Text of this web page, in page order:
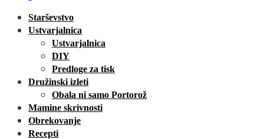
Starševstvo
Ustvarjalnica
Ustvarjalnica
DIY
Predloge za tisk
Družinski izleti
Obala ni samo Portorož
Mamine skrivnosti
Obrekovanje
Recepti